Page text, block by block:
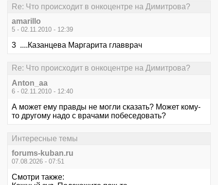
Re: Что происходит в онкоцентре на Димитрова?
amarillo
5 - 02.11.2010 - 12:39
3 ....Казанцева Маргарита главврач
Re: Что происходит в онкоцентре на Димитрова?
Anton_aa
6 - 02.11.2010 - 12:40
А может ему правды не могли сказать? Может кому-
то другому надо с врачами побеседовать?
Интересные темы
forums-kuban.ru
07.08.2026 - 07:51
Смотри также: